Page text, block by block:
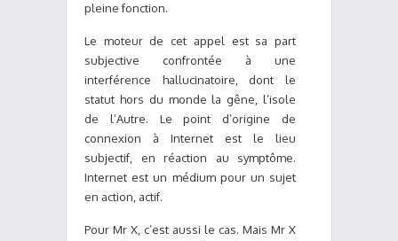
pleine fonction.
Le moteur de cet appel est sa part
subjective confrontée à une
interférence hallucinatoire, dont le
statut hors du monde la gêne, l’isole
de l’Autre. Le point d’origine de
connexion à Internet est le lieu
subjectif, en réaction au symptôme.
Internet est un médium pour un sujet
en action, actif.
Pour Mr X, c’est aussi le cas. Mais Mr X